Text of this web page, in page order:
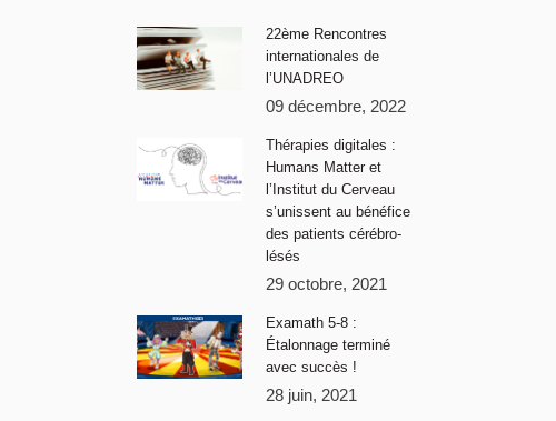
22ème Rencontres
internationales de
l’UNADREO
09 décembre, 2022
Thérapies digitales :
Humans Matter et
l’Institut du Cerveau
s’unissent au bénéfice
des patients cérébro-
lésés
29 octobre, 2021
Examath 5-8 :
Étalonnage terminé
avec succès !
28 juin, 2021